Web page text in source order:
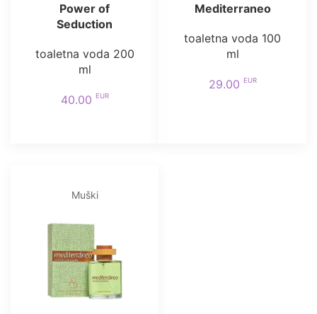
Power of
Seduction
toaletna voda 200
ml
40.00 EUR
Mediterraneo
toaletna voda 100
ml
29.00 EUR
Muški